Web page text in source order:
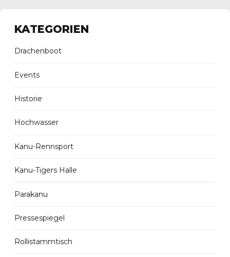
KATEGORIEN
Drachenboot
Events
Historie
Hochwasser
Kanu-Rennsport
Kanu-Tigers Halle
Parakanu
Pressespiegel
Rollistammtisch